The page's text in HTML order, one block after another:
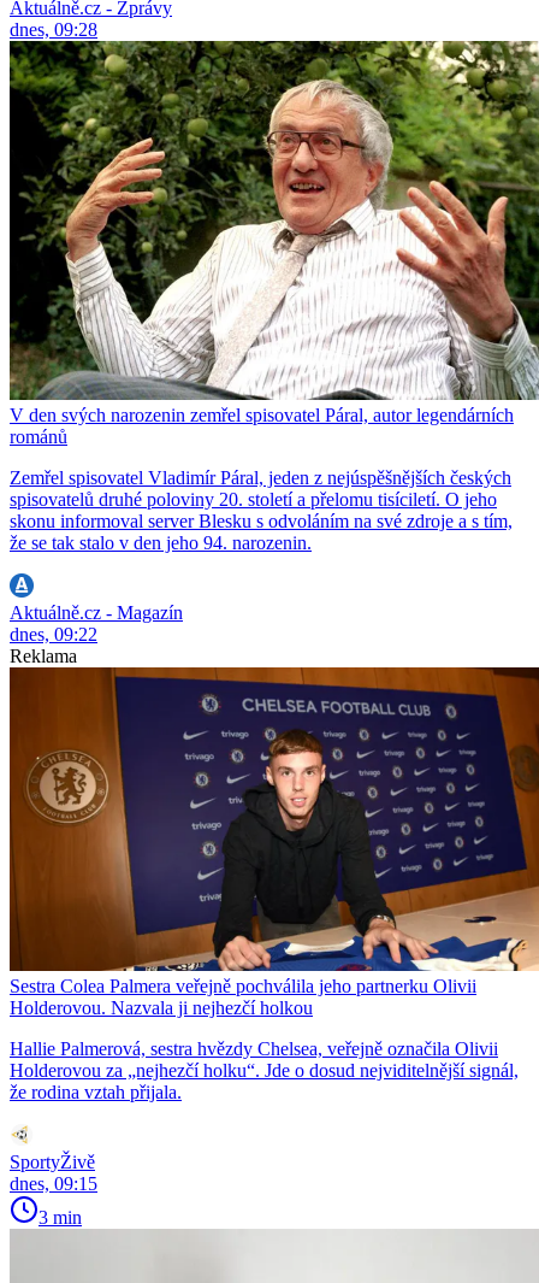
Aktuálně.cz - Zprávy
dnes, 09:28
V den svých narozenin zemřel spisovatel Páral, autor legendárních
románů
Zemřel spisovatel Vladimír Páral, jeden z nejúspěšnějších českých
spisovatelů druhé poloviny 20. století a přelomu tisíciletí. O jeho
skonu informoval server Blesku s odvoláním na své zdroje a s tím,
že se tak stalo v den jeho 94. narozenin.
Aktuálně.cz - Magazín
dnes, 09:22
Reklama
Sestra Colea Palmera veřejně pochválila jeho partnerku Olivii
Holderovou. Nazvala ji nejhezčí holkou
Hallie Palmerová, sestra hvězdy Chelsea, veřejně označila Olivii
Holderovou za „nejhezčí holku“. Jde o dosud nejviditelnější signál,
že rodina vztah přijala.
SportyŽivě
dnes, 09:15
3 min